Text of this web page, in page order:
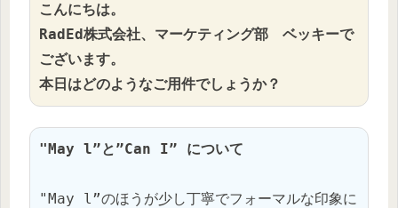
こんにちは。
RadEd株式会社、マーケティング部　ベッキーで
ございます。
本日はどのようなご用件でしょうか？
"May l”と”Can I” について
"May l”のほうが少し丁寧でフォーマルな印象に